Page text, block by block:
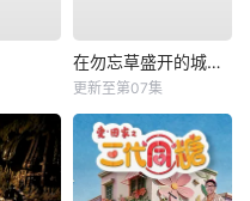
在勿忘草盛开的城镇～安昙野诊疗记～
更新至第07集